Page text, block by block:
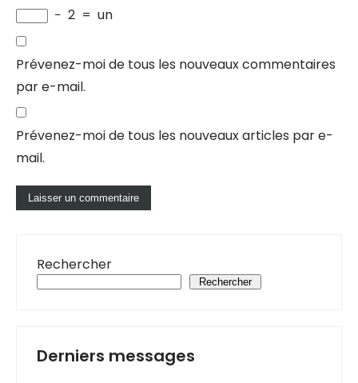
− 2 = un
Prévenez-moi de tous les nouveaux commentaires
par e-mail.
Prévenez-moi de tous les nouveaux articles par e-
mail.
Rechercher
Rechercher
Derniers messages